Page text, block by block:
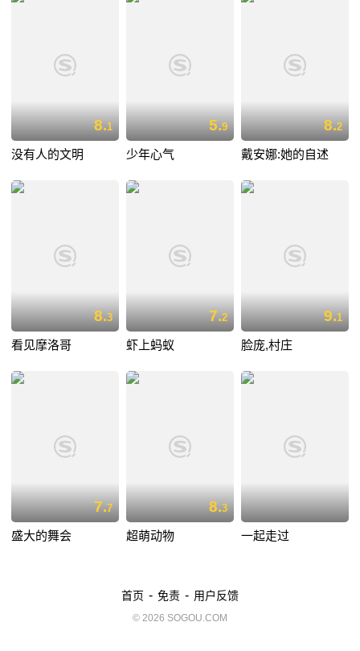
8.1
没有人的文明
5.9
少年心气
8.2
戴安娜:她的自述
8.3
看见摩洛哥
7.2
虾上蚂蚁
9.1
脸庞,村庄
7.7
盛大的舞会
8.3
超萌动物 一起走过
首页 - 免责 - 用户反馈
© 2026 SOGOU.COM